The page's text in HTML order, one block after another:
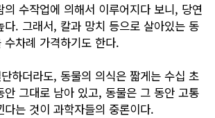
수작업에 의해서 이루어지다 보니, 당연
다. 그래서, 칼과 망치 등으로 살아있는 동
차례 가격하기도 한다.
하더라도, 동물의 의식은 짧게는 수십 초
안 그대로 남아 있고, 동물은 그 동안 고통
는 것이 과학자들의 중론이다.